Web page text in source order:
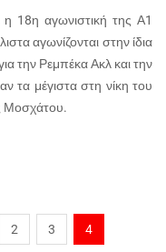
η 18η αγωνιστική της Α1
αγωνίζονται στην ίδια
την Ρεμπέκα Ακλ και την
τα μέγιστα στη νίκη του
Μοσχάτου.
2 3 4